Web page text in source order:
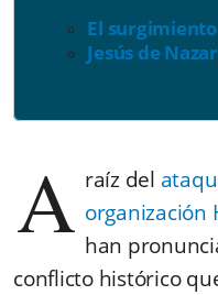
El
Jesús de
A raíz del
organización
han
conflicto histórico